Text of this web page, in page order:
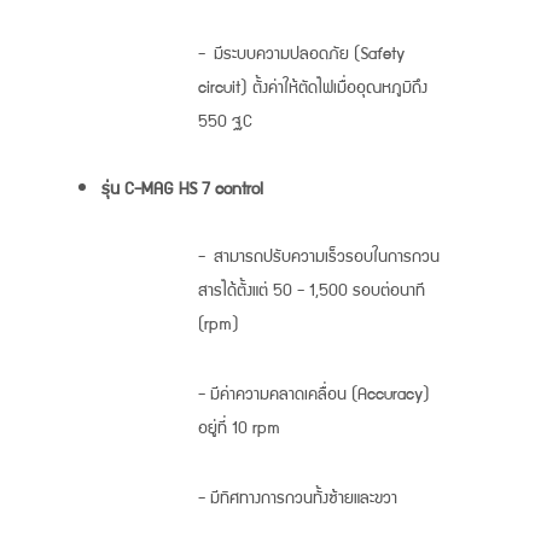
- มีระบบความปลอดภัย (Safety
circuit) ตั้งค่าให้ตัดไฟเมื่ออุณหภูมิถึง
550 °C
รุ่น C-MAG HS 7 control
- สามารถปรับความเร็วรอบในการกวน
สารได้ตั้งแต่ 50 - 1,500 รอบต่อนาที
(rpm)
- มีค่าความคลาดเคลื่อน (Accuracy)
อยู่ที่ 10 rpm
- มีทิศทางการกวนทั้งซ้ายและขวา